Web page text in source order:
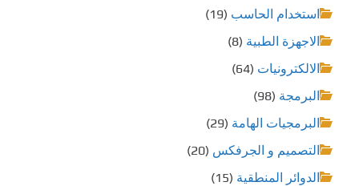
استخدام الحاسب (19)
الاجهزة الطبية (8)
الالكترونيات (64)
البرمجة (98)
البرمجيات الهامة (29)
التصميم و الجرفكس (20)
الدوائر المنطقية (15)